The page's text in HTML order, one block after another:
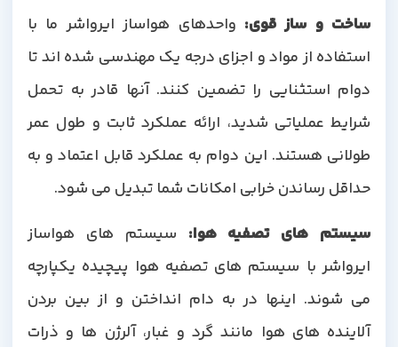
ساخت و ساز قوی: واحدهای هواساز ایرواشر ما با
استفاده از مواد و اجزای درجه یک مهندسی شده اند تا
دوام استثنایی را تضمین کنند. آنها قادر به تحمل
شرایط عملیاتی شدید، ارائه عملکرد ثابت و طول عمر
طولانی هستند. این دوام به عملکرد قابل اعتماد و به
حداقل رساندن خرابی امکانات شما تبدیل می شود.
سیستم های تصفیه هوا: سیستم های هواساز
ایرواشر با سیستم های تصفیه هوا پیچیده یکپارچه
می شوند. اینها در به دام انداختن و از بین بردن
آلاینده های هوا مانند گرد و غبار، آلرژن ها و ذرات